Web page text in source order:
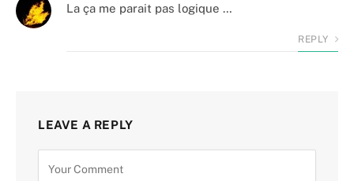
La ça me parait pas logique …
REPLY
LEAVE A REPLY